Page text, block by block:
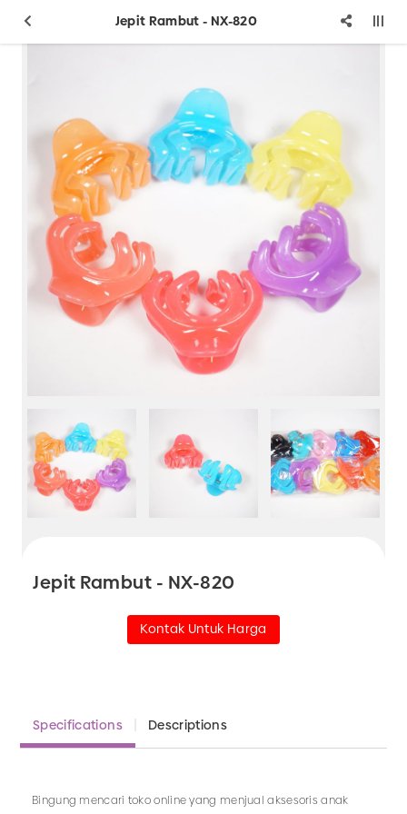
Jepit Rambut - NX-820
Jepit Rambut - NX-820
Kontak Untuk Harga
Specifications Descriptions
Bingung mencari toko online yang menjual aksesoris anak